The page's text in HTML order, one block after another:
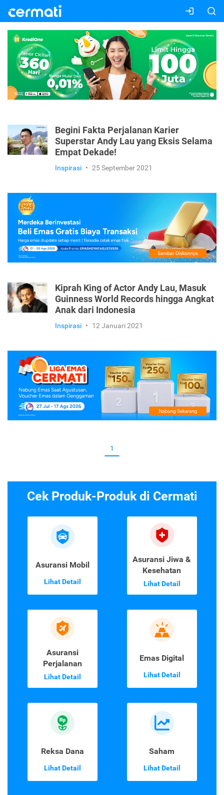
Begini Fakta Perjalanan Karier
Superstar Andy Lau yang Eksis Selama
Empat Dekade!
Inspirasi • 25 September 2021
Kiprah King of Actor Andy Lau, Masuk
Guinness World Records hingga Angkat
Anak dari Indonesia
Inspirasi • 12 Januari 2021
1
Cek Produk-Produk di Cermati
Asuransi Mobil
Lihat Detail
Asuransi Jiwa &
Kesehatan
Lihat Detail
Asuransi
Perjalanan
Lihat Detail
Emas Digital
Lihat Detail
Reksa Dana
Lihat Detail
Saham
Lihat Detail